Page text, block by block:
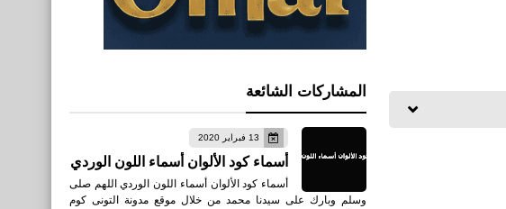
المشاركات الشائعة
13 فبراير 2020
أسماء كود الألوان أسماء اللون الوردي
أسماء كود الألوان أسماء اللون الوردي اللهم صلى
وسلم وبارك على سيدنا محمد من خلال موقع مدونة التونى كوم